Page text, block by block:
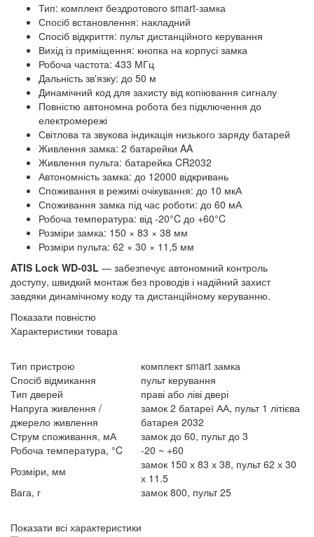
Тип: комплект бездротового smart-замка
Спосіб встановлення: накладний
Спосіб відкриття: пульт дистанційного керування
Вихід із приміщення: кнопка на корпусі замка
Робоча частота: 433 МГц
Дальність зв'язку: до 50 м
Динамічний код для захисту від копіювання сигналу
Повністю автономна робота без підключення до
електромережі
Світлова та звукова індикація низького заряду батарей
Живлення замка: 2 батарейки AA
Живлення пульта: батарейка CR2032
Автономність замка: до 12000 відкривань
Споживання в режимі очікування: до 10 мкА
Споживання замка під час роботи: до 60 мА
Робоча температура: від -20°C до +60°C
Розміри замка: 150 × 83 × 38 мм
Розміри пульта: 62 × 30 × 11,5 мм
ATIS Lock WD-03L — забезпечує автономний контроль
доступу, швидкий монтаж без проводів і надійний захист
завдяки динамічному коду та дистанційному керуванню.
Показати повністю
Характеристики товара
Тип пристрою
комплект smart замка
Спосіб відмикання
пульт керування
Тип дверей
праві або ліві двері
Напруга живлення /
джерело живлення
замок 2 батареї АА, пульт 1 літієва
батарея 2032
Струм споживання, мА
замок до 60, пульт до 3
Робоча температура, °C
-20 ~ +60
Розміри, мм
замок 150 х 83 х 38, пульт 62 х 30
х 11.5
Вага, г
замок 800, пульт 25
Показати всі характеристики